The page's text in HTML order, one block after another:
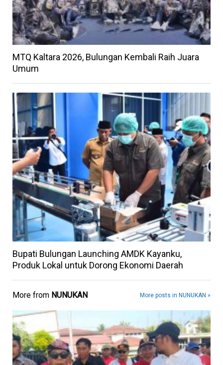
MTQ Kaltara 2026, Bulungan Kembali Raih Juara
Umum
Bupati Bulungan Launching AMDK Kayanku,
Produk Lokal untuk Dorong Ekonomi Daerah
More from NUNUKAN More posts in NUNUKAN »